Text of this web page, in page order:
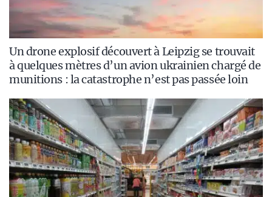
Un drone explosif découvert à Leipzig se trouvait
à quelques mètres d’un avion ukrainien chargé de
munitions : la catastrophe n’est pas passée loin